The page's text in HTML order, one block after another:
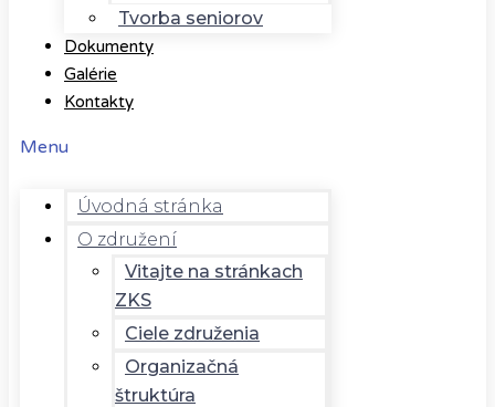
Tvorba seniorov
Dokumenty
Galérie
Kontakty
Menu
Úvodná stránka
O združení
Vitajte na stránkach
ZKS
Ciele združenia
Organizačná
štruktúra